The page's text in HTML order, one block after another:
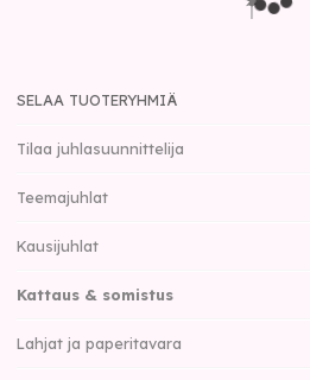
SELAA TUOTERYHMIÄ
Tilaa juhlasuunnittelija
Teemajuhlat
Kausijuhlat
Kattaus & somistus
Lahjat ja paperitavara